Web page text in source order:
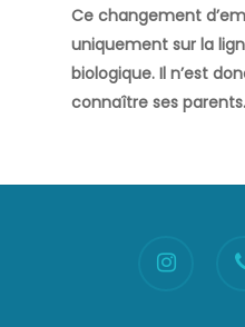
Ce changement
uniquement sur la
biologique. Il n’est
connaître ses parents.
instagram